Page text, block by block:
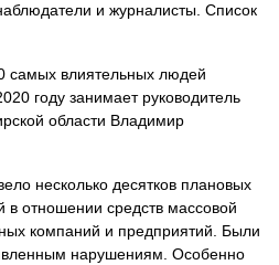
и журналисты. Список
самых влиятельных людей
году занимает руководитель
области Владимир
несколько десятков плановых
отношении средств массовой
компаний и предприятий. Были
нарушениям. Особенно